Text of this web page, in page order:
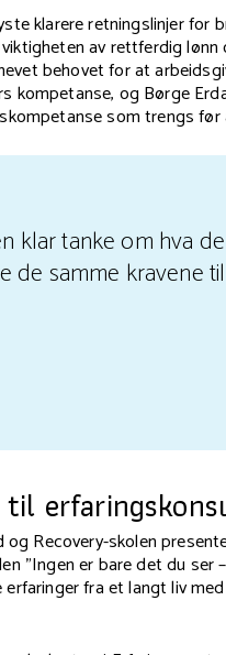
klarere retningslinjer for
av rettferdig
behovet for at
kompetanse, og Børge
som trengs
klar tanke om hva
de samme kravene
Recovery-skolen
"Ingen er bare det du ser
erfaringer fra et langt liv